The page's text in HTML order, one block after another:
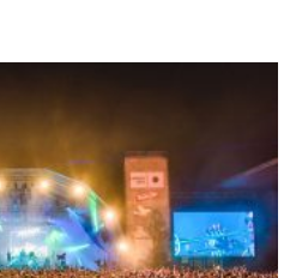
webzine